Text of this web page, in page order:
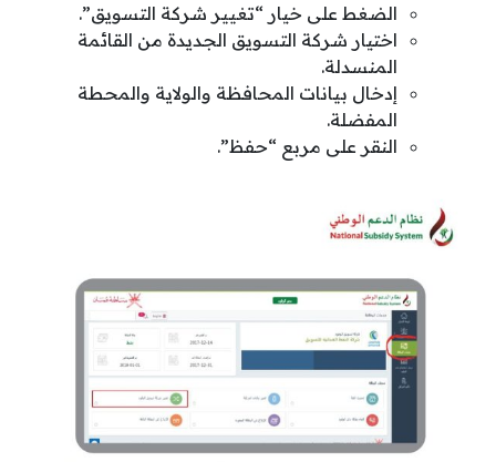
الضغط على خيار “تغيير شركة التسويق”.
اختيار شركة التسويق الجديدة من القائمة
المنسدلة.
إدخال بيانات المحافظة والولاية والمحطة
المفضلة.
النقر على مربع “حفظ”.